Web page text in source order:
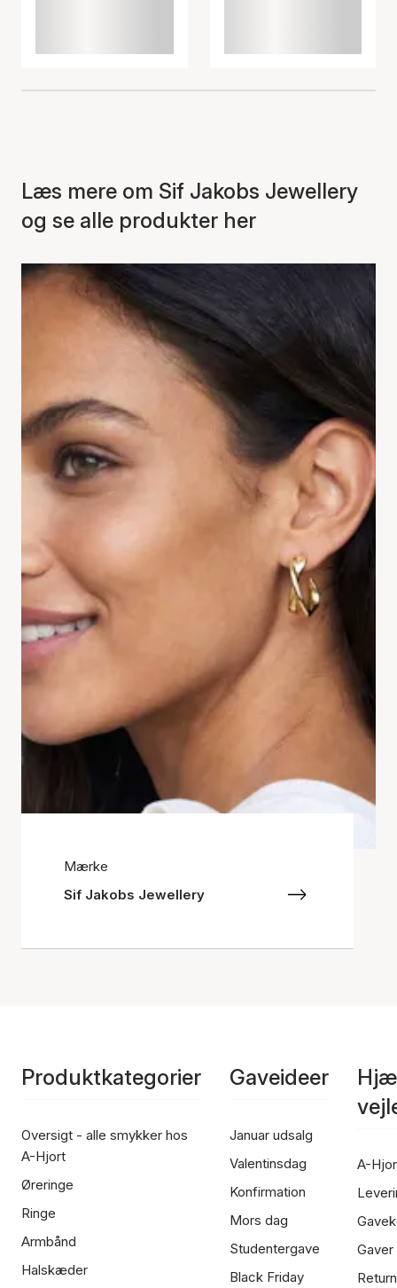
Læs mere om Sif Jakobs Jewellery
og se alle produkter her
Mærke
Sif Jakobs Jewellery
Produktkategorier
Oversigt - alle smykker hos
A-Hjort
Øreringe
Ringe
Armbånd
Halskæder
Gaveideer
Januar udsalg
Valentinsdag
Konfirmation
Mors dag
Studentergave
Black Friday
A-